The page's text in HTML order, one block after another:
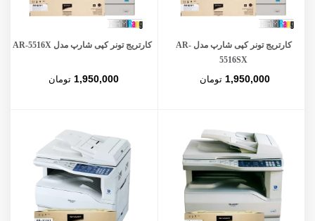
کارتریج تونر کپی شارپ مدل AR-
5516SX
1,950,000 تومان
کارتریج تونر کپی شارپ مدل AR-5516X
1,950,000 تومان